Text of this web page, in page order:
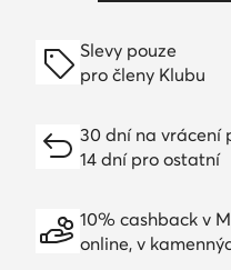
Slevy pouze
pro členy Klubu
30 dní na vrácení
14 dní pro ostatní
10% cashback v
online, v